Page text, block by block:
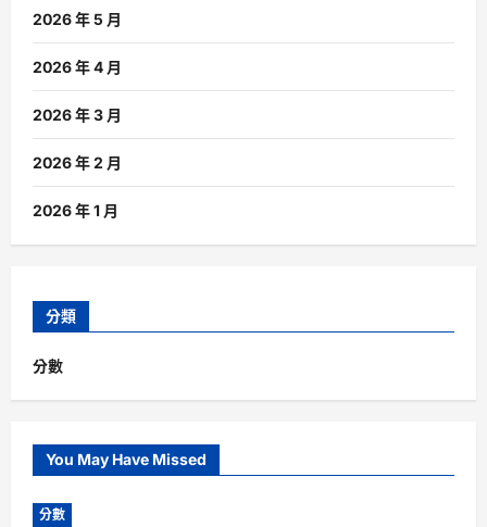
2026 年 5 月
2026 年 4 月
2026 年 3 月
2026 年 2 月
2026 年 1 月
分類
分數
You May Have Missed
分數